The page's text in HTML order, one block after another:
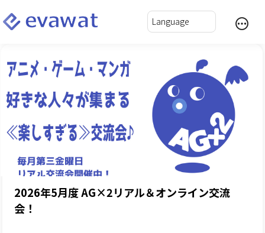
2026年5月度 AG×2リアル＆オンライン交流
会！